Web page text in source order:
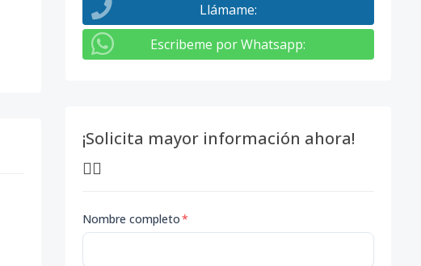
Llámame:
Escribeme por Whatsapp:
¡Solicita mayor información ahora!
👇🏽
Nombre completo*